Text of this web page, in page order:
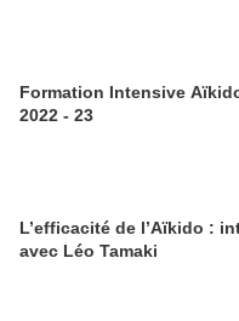
Formation Intensive
2022 - 23
L’efficacité de l’Aïkido :
avec Léo Tamaki